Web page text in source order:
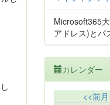
Microsoft365
アドレス)とパ
カレンダー
<<前月